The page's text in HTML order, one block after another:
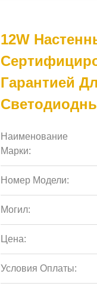
12W
Гарантией
Наименование
Марки:
Номер Модели:
Могил:
Цена:
Условия Оплаты: